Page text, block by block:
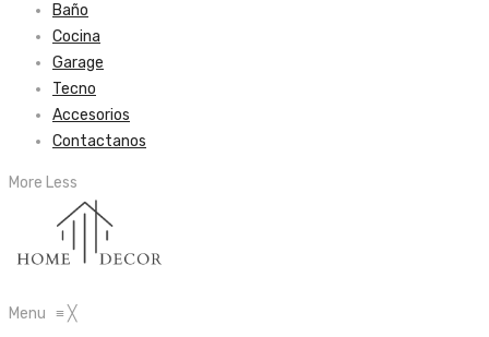
Baño
Cocina
Garage
Tecno
Accesorios
Contactanos
More Less
Menu ≡ ╳